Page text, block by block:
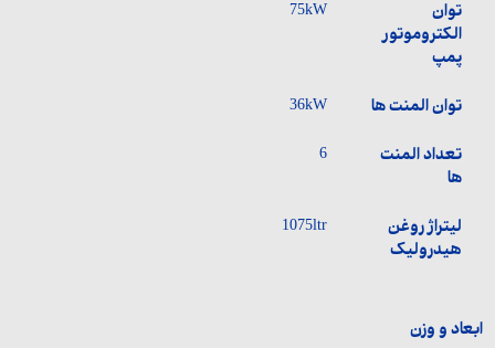
توان
الکتروموتور
پمپ
75kW
توان المنت ها 36kW
تعداد المنت
ها
6
لیتراژ روغن
هیدرولیک
1075ltr
ابعاد و وزن